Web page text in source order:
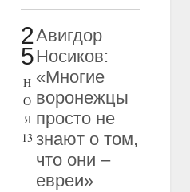
2
5
Н
О
Я
13
Авигдор
Носиков:
«Многие
воронежцы
просто не
знают о том,
что они –
евреи»